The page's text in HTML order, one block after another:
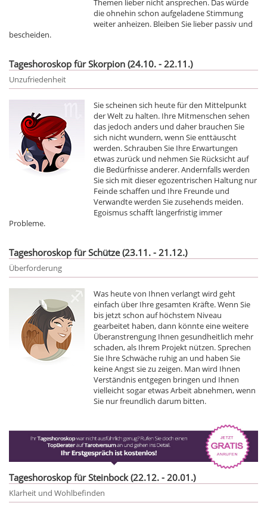
Themen lieber nicht ansprechen. Das würde
die ohnehin schon aufgeladene Stimmung
weiter anheizen. Bleiben Sie lieber passiv und
bescheiden.
Tageshoroskop für Skorpion (24.10. - 22.11.)
Unzufriedenheit
Sie scheinen sich heute für den Mittelpunkt
der Welt zu halten. Ihre Mitmenschen sehen
das jedoch anders und daher brauchen Sie
sich nicht wundern, wenn Sie enttäuscht
werden. Schrauben Sie Ihre Erwartungen
etwas zurück und nehmen Sie Rücksicht auf
die Bedürfnisse anderer. Andernfalls werden
Sie sich mit dieser egozentrischen Haltung nur
Feinde schaffen und Ihre Freunde und
Verwandte werden Sie zusehends meiden.
Egoismus schafft längerfristig immer
Probleme.
Tageshoroskop für Schütze (23.11. - 21.12.)
Überforderung
Was heute von Ihnen verlangt wird geht
einfach über Ihre gesamten Kräfte. Wenn Sie
bis jetzt schon auf höchstem Niveau
gearbeitet haben, dann könnte eine weitere
Überanstrengung Ihnen gesundheitlich mehr
schaden, als Ihrem Projekt nützen. Sprechen
Sie Ihre Schwäche ruhig an und haben Sie
keine Angst sie zu zeigen. Man wird Ihnen
Verständnis entgegen bringen und Ihnen
vielleicht sogar etwas Arbeit abnehmen, wenn
Sie nur freundlich darum bitten.
Tageshoroskop für Steinbock (22.12. - 20.01.)
Klarheit und Wohlbefinden